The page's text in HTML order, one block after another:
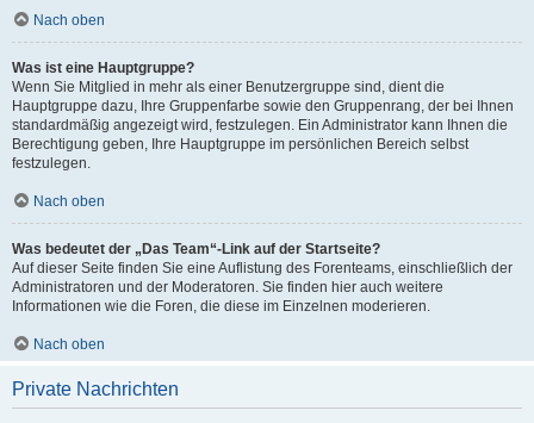
Nach oben
Was ist eine Hauptgruppe?
Wenn Sie Mitglied in mehr als einer Benutzergruppe sind, dient die
Hauptgruppe dazu, Ihre Gruppenfarbe sowie den Gruppenrang, der bei Ihnen
standardmäßig angezeigt wird, festzulegen. Ein Administrator kann Ihnen die
Berechtigung geben, Ihre Hauptgruppe im persönlichen Bereich selbst
festzulegen.
Nach oben
Was bedeutet der „Das Team“-Link auf der Startseite?
Auf dieser Seite finden Sie eine Auflistung des Forenteams, einschließlich der
Administratoren und der Moderatoren. Sie finden hier auch weitere
Informationen wie die Foren, die diese im Einzelnen moderieren.
Nach oben
Private Nachrichten